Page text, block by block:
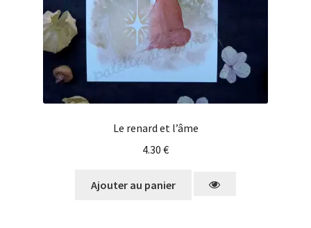
Le renard et l’âme
4.30 €
Ajouter au panier